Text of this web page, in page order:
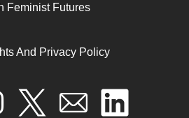
Feminist Futures
And Privacy Policy